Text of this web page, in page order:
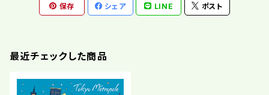
保存 シェア LINE ポスト
最近チェックした商品